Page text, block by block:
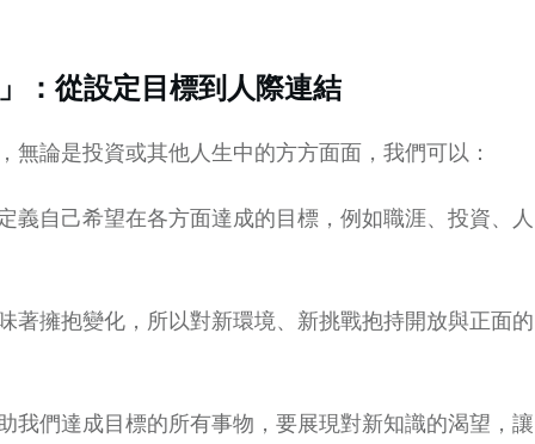
：從設定目標到人際連結
無論是投資或其他人生中的方方面面，我們可以：
自己希望在各方面達成的目標，例如職涯、投資、人
擁抱變化，所以對新環境、新挑戰抱持開放與正面的
們達成目標的所有事物，要展現對新知識的渴望，讓